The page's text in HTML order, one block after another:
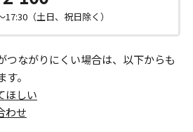
17:30（土日、祝日除く）
つながりにくい場合は、以下からも
。
ほしい
わせ